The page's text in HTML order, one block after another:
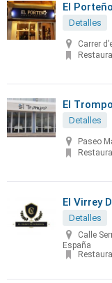
El
Detalles
Carrer
El Trompo
Detalles
Paseo
El Virrey
Detalles
Calle
España